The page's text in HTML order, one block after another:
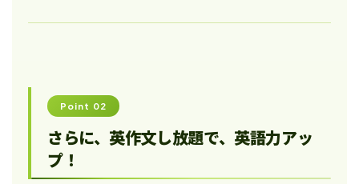
Point 02
さらに、英作文し放題で、英語力アッ
プ！